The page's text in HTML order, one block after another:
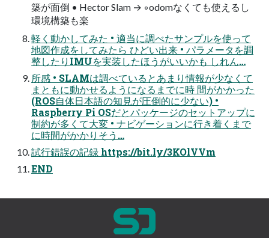
築が面倒 • Hector Slam → ◦odomなくても使えるし
環境構築も楽
軽く動かしてみた • 適当に調べたサンプルを使って
地図作成をしてみたら ひどい出来 • パラメータを調
整したりIMUを実装したほうがいいかも しれん…
所感 • SLAMは調べているとあまり情報が少なくて
まともに動かせるようになるまでに時 間がかかった
(ROS自体日本語の知見が圧倒的に少ない) •
Raspberry Pi OSだとパッケージのセットアップに
制約が多くて大変 • ナビゲーションに行き着くまで
に時間がかかりそう…
試行錯誤の記録 https://bit.ly/3KOlVVm
END